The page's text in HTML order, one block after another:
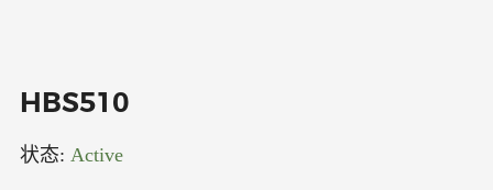
关于
HBS510
状态: Active